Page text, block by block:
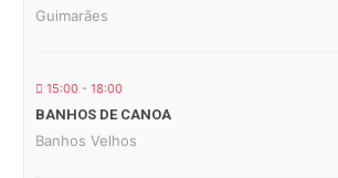
Guimarães
15:00 - 18:00
BANHOS DE CANOA
Banhos Velhos